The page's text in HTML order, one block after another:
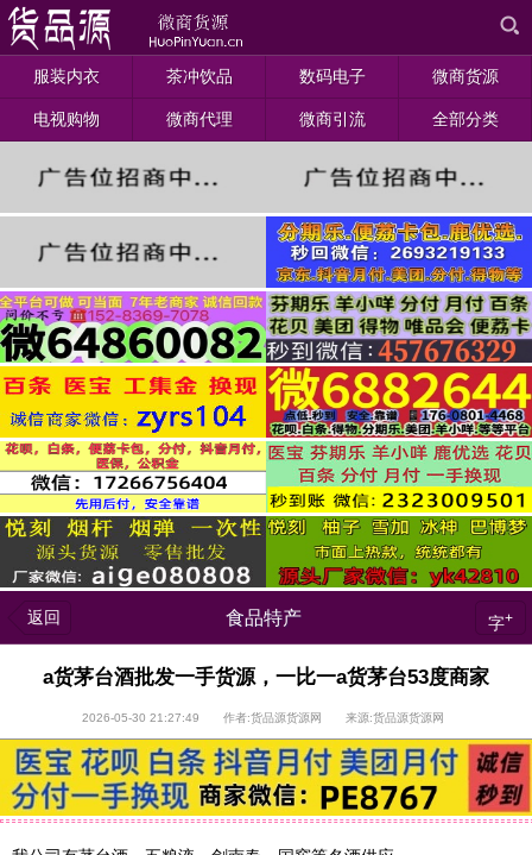
服装内衣 茶冲饮品 数码电子 微商货源
电视购物 微商代理 微商引流 全部分类
返回 食品特产 字+
a货茅台酒批发一手货源，一比一a货茅台53度商家
2026-05-30 21:27:49 作者:货品源货源网 来源:货品源货源网